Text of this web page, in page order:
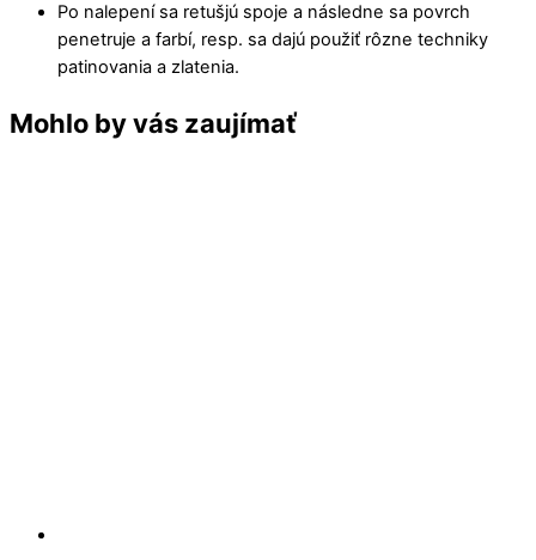
Po nalepení sa retušjú spoje a následne sa povrch
penetruje a farbí, resp. sa dajú použiť rôzne techniky
patinovania a zlatenia.
Mohlo by vás zaujímať